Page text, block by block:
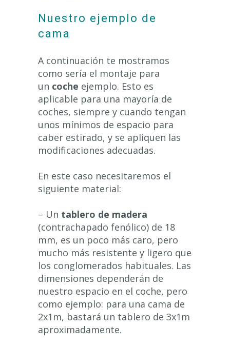
Nuestro ejemplo de
cama
A continuación te mostramos
como sería el montaje para
un coche ejemplo. Esto es
aplicable para una mayoría de
coches, siempre y cuando tengan
unos mínimos de espacio para
caber estirado, y se apliquen las
modificaciones adecuadas.
En este caso necesitaremos el
siguiente material:
– Un tablero de madera
(contrachapado fenólico) de 18
mm, es un poco más caro, pero
mucho más resistente y ligero que
los conglomerados habituales. Las
dimensiones dependerán de
nuestro espacio en el coche, pero
como ejemplo: para una cama de
2x1m, bastará un tablero de 3x1m
aproximadamente.